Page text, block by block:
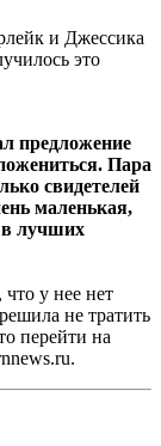
и Джессика
это
предложение
Пара
свидетелей
маленькая,
в лучших
у нее нет
не тратить
перейти на